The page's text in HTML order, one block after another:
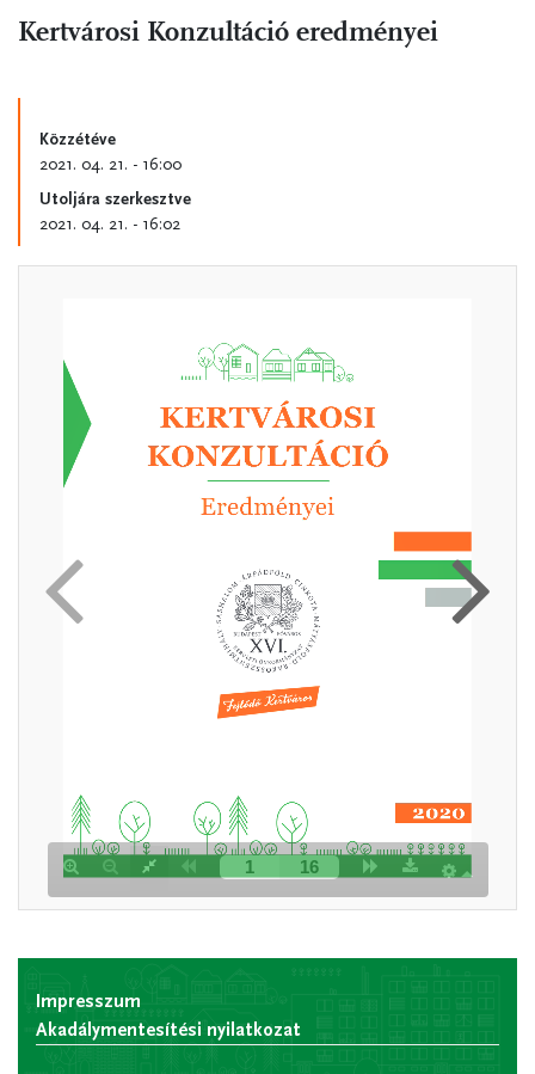
Kertvárosi Konzultáció eredményei
Közzétéve
2021. 04. 21. - 16:00
Utoljára szerkesztve
2021. 04. 21. - 16:02
Impresszum
Akadálymentesítési nyilatkozat